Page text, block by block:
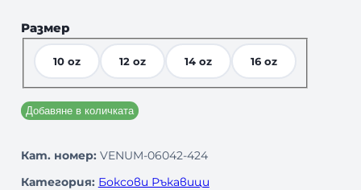
Размер
10 oz 12 oz 14 oz 16 oz
Добавяне в количката
Кат. номер: VENUM-06042-424
Категория: Боксови Ръкавици